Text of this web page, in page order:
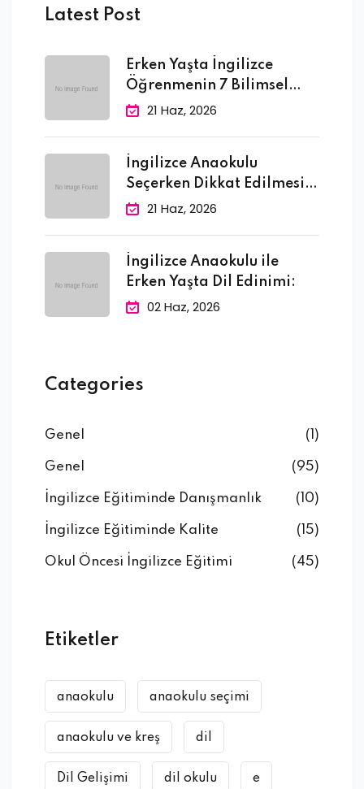
Latest Post
Erken Yaşta İngilizce
Öğrenmenin 7 Bilimsel
Faydası
21 Haz, 2026
İngilizce Anaokulu
Seçerken Dikkat Edilmesi
Gereken 10
21 Haz, 2026
İngilizce Anaokulu ile
Erken Yaşta Dil Edinimi:
02 Haz, 2026
Categories
Genel (1)
Genel (95)
İngilizce Eğitiminde Danışmanlık (10)
İngilizce Eğitiminde Kalite (15)
Okul Öncesi İngilizce Eğitimi (45)
Etiketler
anaokulu anaokulu seçimi
anaokulu ve kreş dil
Dil Gelişimi dil okulu e